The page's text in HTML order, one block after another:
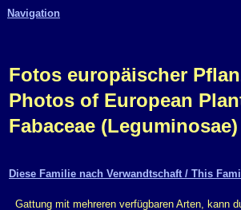
Navigation
Fotos europäischer
Photos of European
Fabaceae
Diese Familie nach Verwandtschaft / This
Gattung mit mehreren verfügbaren Arten, kann